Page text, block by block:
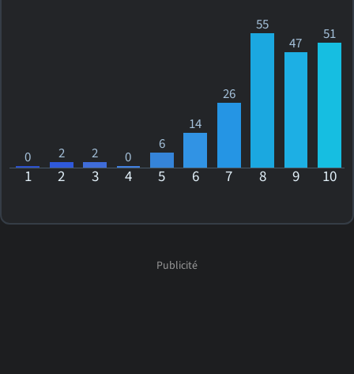
0 2 2 0
6
14
26
55
47
51
1 2 3 4 5 6 7 8 9 10